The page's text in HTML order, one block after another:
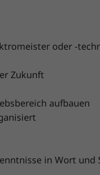
oder -
Zukunft
aufbauen
in Wort und